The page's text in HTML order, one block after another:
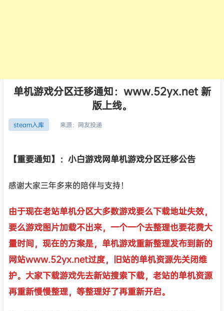
单机游戏分区迁移通知：www.52yx.net 新
版上线。
steam入库 来源： 网友投递
【重要通知】：小白游戏网单机游戏分区迁移公告
感谢大家三年多来的陪伴与支持！
由于现在老站单机分区大多数游戏要么下载地址失效，
要么游戏图片加载不出来，一个一个去整理也要花费大
量时间，现在的方案是，单机游戏重新整理发布到新的
网站www.52yx.net过度，旧站的单机资源先关闭维
护。大家下载游戏先去新站搜索下载，老站的单机资源
再重新慢慢整理，等整理好了再重新开启。